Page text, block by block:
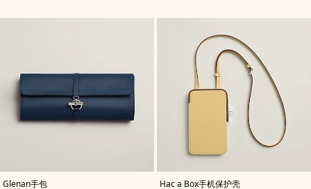
Glenan手包
,颜 Hac a Box手机保护壳
,颜